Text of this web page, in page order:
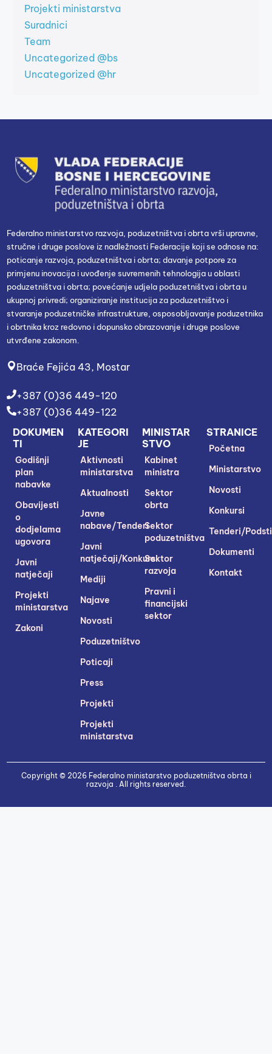
Projekti ministarstva
Suradnici
Team
Uncategorized @bs
Uncategorized @hr
Federalno ministarstvo razvoja, poduzetništva i obrta vrši upravne,
stručne i druge poslove iz nadležnosti Federacije koji se odnose na:
poticanje razvoja, poduzetništva i obrta; davanje potpore za
primjenu inovacija i uvođenje suvremenih tehnologija u oblasti
poduzetništva i obrta; povećanje udjela poduzetništva i obrta u
ukupnoj privredi; organiziranje institucija za poduzetništvo i
stvaranje poduzetničke infrastrukture, osposobljavanje poduzetnika
i obrtnika kroz redovno i dopunsko obrazovanje i druge poslove
utvrđene zakonom.
Braće Fejića 43, Mostar
+387 (0)36 449-120
+387 (0)36 449-122
STRANICE
Početna
Ministarstvo
Novosti
Konkursi
Tenderi/
Dokumenti
Kontakt
MINISTAR
STVO
Kabinet
ministra
Sektor
obrta
Sektor
poduzetništva
Sektor
razvoja
Pravni i
financijski
sektor
KATEGORI
JE
Aktivnosti
ministarstva
Aktualnosti
Javne
nabave/Tenderi
Javni
natječaji/Konkursi
Mediji
Najave
Novosti
Poduzetništvo
Poticaji
Press
Projekti
Projekti
ministarstva
DOKUMEN
TI
Godišnji
plan
nabavke
Obavijesti
o
dodjelama
ugovora
Javni
natječaji
Projekti
ministarstva
Zakoni
Copyright © 2026 Federalno ministarstvo poduzetništva obrta i
razvoja . All rights reserved.